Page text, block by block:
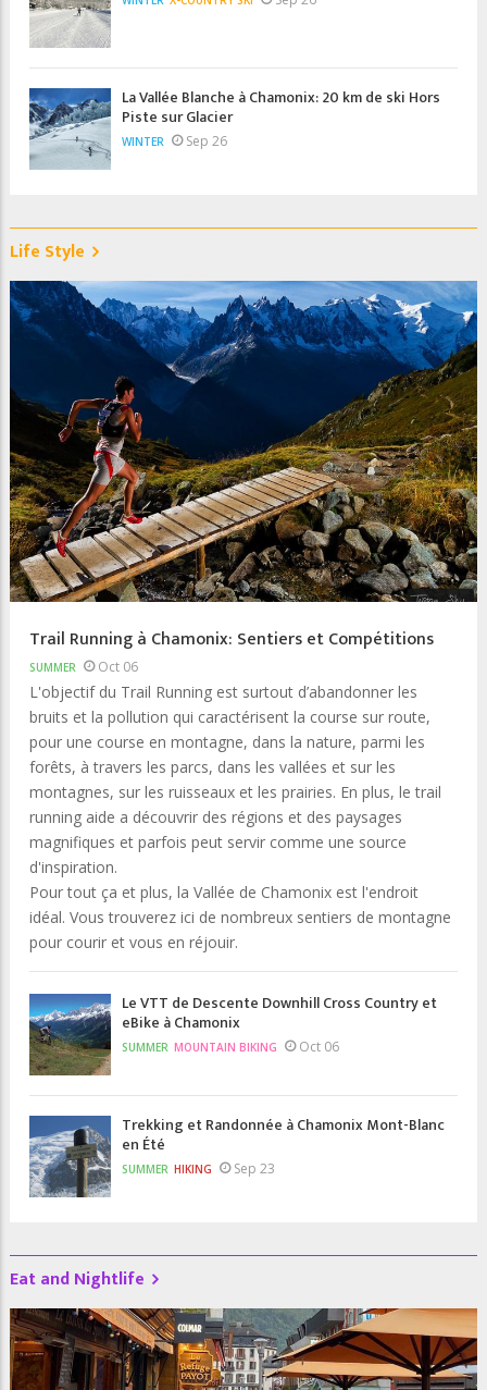
La Vallée Blanche à Chamonix: 20 km de ski Hors
Piste sur Glacier
WINTER Sep 26
Life Style
Trail Running à Chamonix: Sentiers et Compétitions
SUMMER Oct 06
L'objectif du Trail Running est surtout d’abandonner les
bruits et la pollution qui caractérisent la course sur route,
pour une course en montagne, dans la nature, parmi les
forêts, à travers les parcs, dans les vallées et sur ​​les
montagnes, sur les ruisseaux et les prairies. En plus, le trail
running aide a découvrir des régions et des paysages
magnifiques et parfois peut servir comme une source
d'inspiration.
Pour tout ça et plus, la Vallée de Chamonix est l'endroit
idéal. Vous trouverez ici de nombreux sentiers de montagne
pour courir et vous en réjouir.
Le VTT de Descente Downhill Cross Country et
eBike à Chamonix
SUMMER MOUNTAIN BIKING Oct 06
Trekking et Randonnée à Chamonix Mont-Blanc
en Été
SUMMER HIKING Sep 23
Eat and Nightlife